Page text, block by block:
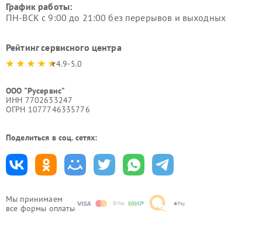
Мы принимаем
все формы оплаты
График работы:
ПН-ВСК с 9:00 до 21:00 без перерывов и выходных
Рейтинг сервисного центра
4.9-5.0
ООО "Русервис"
ИНН 7702633247
ОГРН 1077746335776
Поделиться в соц. сетях: